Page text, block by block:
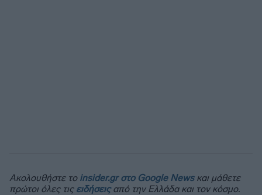
Ακολουθήστε το insider.gr στο Google Newsκαι μάθετε
πρώτοι όλες τις ειδήσειςαπό την Ελλάδα και τον κόσμο.